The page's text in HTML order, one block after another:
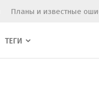
Планы и известные
ТЕГИ